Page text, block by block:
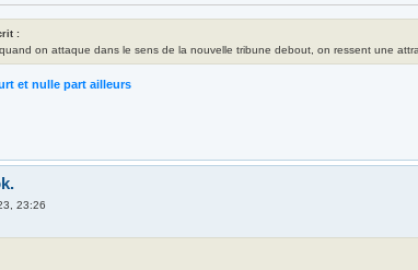
:
on attaque dans le sens de la nouvelle tribune debout, on ressent une
et nulle part ailleurs
23:26